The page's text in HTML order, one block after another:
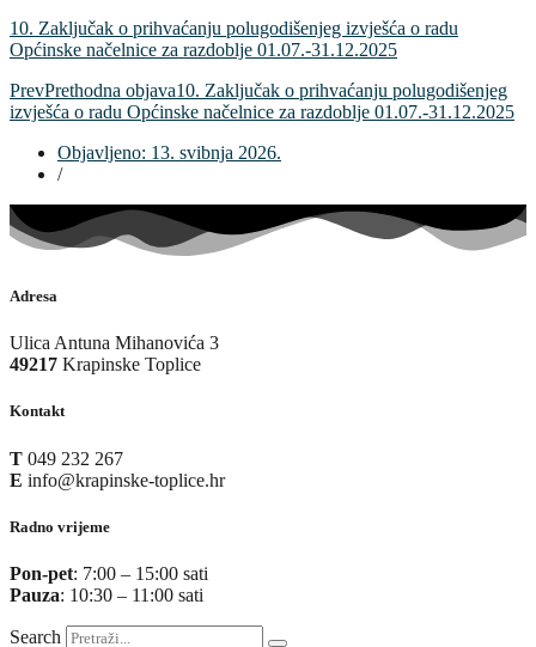
10. Zaključak o prihvaćanju polugodišenjeg izvješća o radu
Općinske načelnice za razdoblje 01.07.-31.12.2025
PrevPrethodna objava10. Zaključak o prihvaćanju polugodišenjeg
izvješća o radu Općinske načelnice za razdoblje 01.07.-31.12.2025
Objavljeno: 13. svibnja 2026.
/
Adresa
Ulica Antuna Mihanovića 3
49217 Krapinske Toplice
Kontakt
T 049 232 267
E info@krapinske-toplice.hr
Radno vrijeme
Pon-pet: 7:00 – 15:00 sati
Pauza: 10:30 – 11:00 sati
Search